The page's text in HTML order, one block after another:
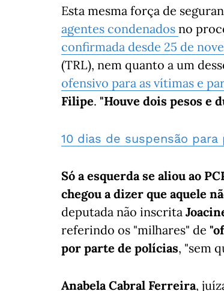
Esta mesma força de
agentes condenados no
confirmada desde 25 de
(TRL), nem quanto a um
ofensivo para as vítimas e
Filipe. "Houve dois pesos e
10 dias de suspensão
Só a esquerda se aliou ao
chegou a dizer que aquele
deputada não inscrita
referindo os "milhares" de
por parte de polícias, "sem
Anabela Cabral Ferreira,